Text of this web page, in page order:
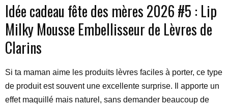
Idée cadeau fête des mères 2026 #5 : Lip
Milky Mousse Embellisseur de Lèvres de
Clarins
Si ta maman aime les produits lèvres faciles à porter, ce type
de produit est souvent une excellente surprise. Il apporte un
effet maquillé mais naturel, sans demander beaucoup de